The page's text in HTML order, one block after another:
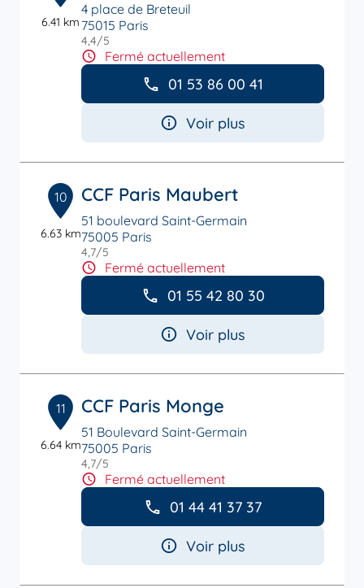
6.41 km
4 place de Breteuil
75015 Paris
4,4/5
Fermé actuellement
01 53 86 00 41
Voir plus
10
6.63 km
CCF Paris Maubert
51 boulevard Saint-Germain
75005 Paris
4,7/5
Fermé actuellement
01 55 42 80 30
Voir plus
11
6.64 km
CCF Paris Monge
51 Boulevard Saint-Germain
75005 Paris
4,7/5
Fermé actuellement
01 44 41 37 37
Voir plus